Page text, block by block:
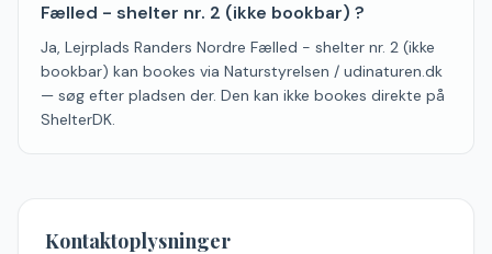
Fælled - shelter nr. 2 (ikke bookbar) ?
Ja, Lejrplads Randers Nordre Fælled - shelter nr. 2 (ikke
bookbar) kan bookes via Naturstyrelsen / udinaturen.dk
— søg efter pladsen der. Den kan ikke bookes direkte på
ShelterDK.
Kontaktoplysninger